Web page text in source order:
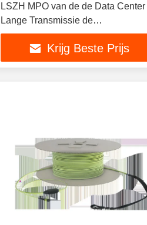
LSZH MPO van de de Data Center
Lange Transmissie de
Boomstamkabel van Mtp
Krijg Beste Prijs